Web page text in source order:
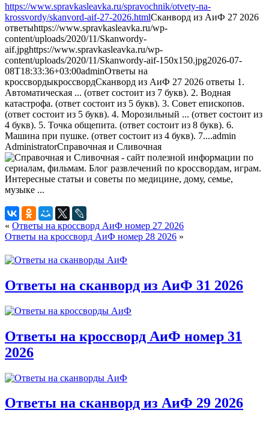
https://www.spravkasleavka.ru/spravochnik/otvety-na-
krossvordy/skanvord-aif-27-2026.htmlСканворд из АиФ 27 2026
ответыhttps://www.spravkasleavka.ru/wp-
content/uploads/2020/11/Skanwordy-
aif.jpghttps://www.spravkasleavka.ru/wp-
content/uploads/2020/11/Skanwordy-aif-150x150.jpg2026-07-
08T18:33:36+03:00adminОтветы на
кроссвордыкроссвордСканворд из АиФ 27 2026 ответы 1.
Автоматическая ... (ответ состоит из 7 букв). 2. Водная
катастрофа. (ответ состоит из 5 букв). 3. Совет епископов.
(ответ состоит из 5 букв). 4. Морозильный ... (ответ состоит из
4 букв). 5. Точка общепита. (ответ состоит из 8 букв). 6.
Машина при пушке. (ответ состоит из 4 букв). 7....admin
AdministratorСправочная и Сливочная
« Ответы на кроссворд АиФ номер 27 2026
Ответы на кроссворд АиФ номер 28 2026 »
Ответы на сканворд из АиФ 31 2026
Ответы на кроссворд АиФ номер 31
2026
Ответы на сканворд из АиФ 29 2026